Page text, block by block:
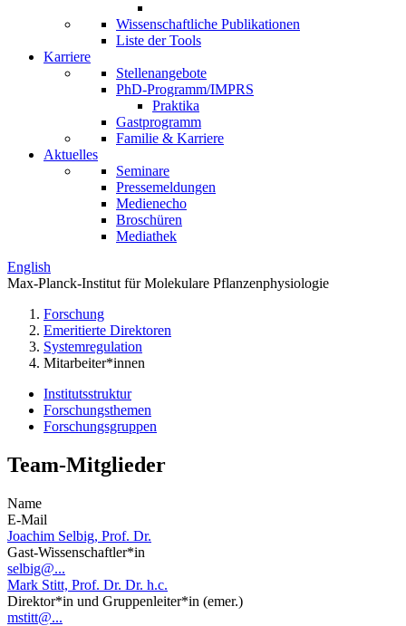
Wissenschaftliche Publikationen
Liste der Tools
Karriere
Stellenangebote
PhD-Programm/IMPRS
Praktika
Gastprogramm
Familie & Karriere
Aktuelles
Seminare
Pressemeldungen
Medienecho
Broschüren
Mediathek
English
Max-Planck-Institut für Molekulare Pflanzenphysiologie
Forschung
Emeritierte Direktoren
Systemregulation
Mitarbeiter*innen
Institutsstruktur
Forschungsthemen
Forschungsgruppen
Team-Mitglieder
Name
E-Mail
Joachim Selbig, Prof. Dr.
Gast-Wissenschaftler*in
selbig@...
Mark Stitt, Prof. Dr. Dr. h.c.
Direktor*in und Gruppenleiter*in (emer.)
mstitt@...